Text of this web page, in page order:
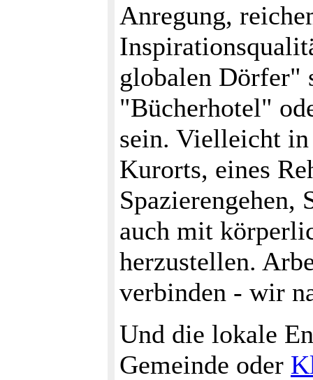
Anregung,
globalen Dörfer"
"Bücherhotel"
sein. Vielleicht in
Kurorts, eines
auch mit
herzustellen.
verbinden - wir
Und die lokale
Gemeinde oder